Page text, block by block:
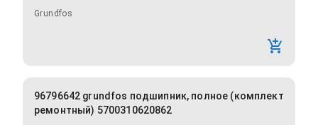
Grundfos
96796642 grundfos подшипник, полное (комплект
ремонтный) 5700310620862